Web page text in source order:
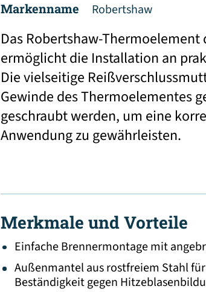
Markenname Robertshaw
Das Robertshaw-Thermoelement
ermöglicht die Installation an
Die vielseitige
Gewinde des Thermoelementes
geschraubt werden, um eine
Anwendung zu gewährleisten.
Merkmale und Vorteile
Einfache Brennermontage mit
Außenmantel aus rostfreiem Stahl
Beständigkeit gegen